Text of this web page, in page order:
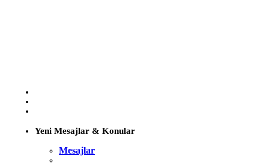
Yeni Mesajlar & Konular
Mesajlar